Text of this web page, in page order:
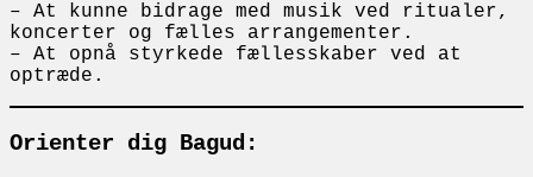
– At kunne bidrage med musik ved ritualer,
koncerter og fælles arrangementer.
– At opnå styrkede fællesskaber ved at
optræde.
Orienter dig Bagud: